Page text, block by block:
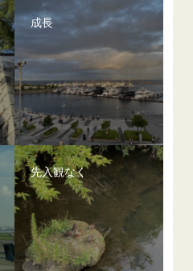
成長
先入観なく